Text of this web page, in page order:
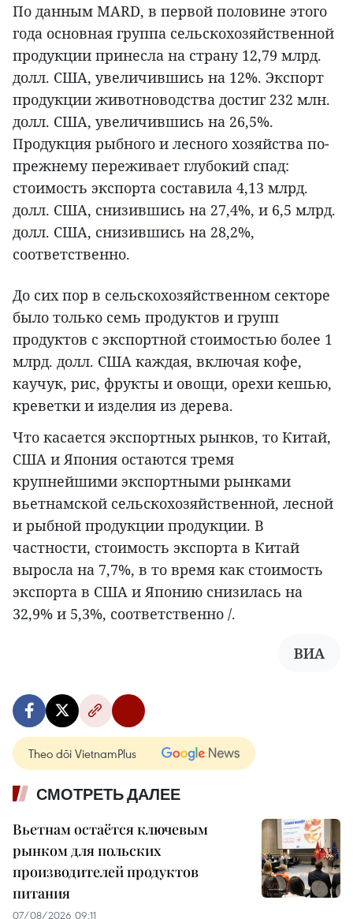
По данным MARD, в первой половине этого
года основная группа сельскохозяйственной
продукции принесла на страну 12,79 млрд.
долл. США, увеличившись на 12%. Экспорт
продукции животноводства достиг 232 млн.
долл. США, увеличившись на 26,5%.
Продукция рыбного и лесного хозяйства по-
прежнему переживает глубокий спад:
стоимость экспорта составила 4,13 млрд.
долл. США, снизившись на 27,4%, и 6,5 млрд.
долл. США, снизившись на 28,2%,
соответственно.
До сих пор в сельскохозяйственном секторе
было только семь продуктов и групп
продуктов с экспортной стоимостью более 1
млрд. долл. США каждая, включая кофе,
каучук, рис, фрукты и овощи, орехи кешью,
креветки и изделия из дерева.
Что касается экспортных рынков, то Китай,
США и Япония остаются тремя
крупнейшими экспортными рынками
вьетнамской сельскохозяйственной, лесной
и рыбной продукции продукции. В
частности, стоимость экспорта в Китай
выросла на 7,7%, в то время как стоимость
экспорта в США и Японию снизилась на
32,9% и 5,3%, соответственно /.
ВИА
Theo dõi VietnamPlus
СМОТРЕТЬ ДАЛЕЕ
Вьетнам остаётся ключевым
рынком для польских
производителей продуктов
питания
07/08/2026 09:11